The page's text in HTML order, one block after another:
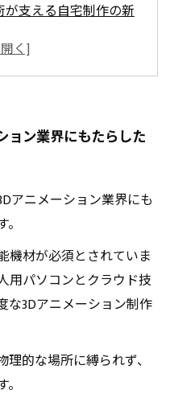
が支える自宅制作の新
ーの高い3Dアニメー
で活躍する3Dアニメ
宅3Dアニメーション
ョン業界にもたらした
アニメーション業界にも
機材が必須とされていま
用パソコンとクラウド技
な3Dアニメーション制作
的な場所に縛られず、